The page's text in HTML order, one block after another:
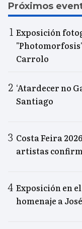
Próximos
Exposición
Carrolo
‘Atardecer no
Santiago
Costa Feira
artistas
Exposición en
homenaje a